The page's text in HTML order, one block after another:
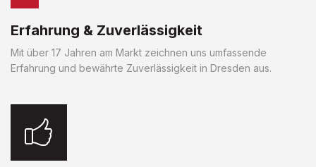
Erfahrung & Zuverlässigkeit
Mit über 17 Jahren am Markt zeichnen uns umfassende
Erfahrung und bewährte Zuverlässigkeit in Dresden aus.